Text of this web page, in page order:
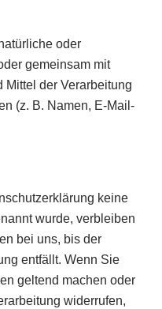
oder
gemeinsam mit
Mittel der Verarbeitung
(z. B. Namen, E-Mail-
keine
wurde, verbleiben
bei uns, bis der
entfällt. Wenn Sie
geltend machen oder
widerrufen,